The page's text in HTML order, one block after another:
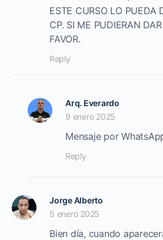
ESTE CURSO LO PUEDA
CP. SI ME PUDIERAN
FAVOR.
Reply
Arq. Everardo
9 enero 2025
Mensaje por
Reply
Jorge Alberto
5 enero 2025
Bien día, cuando